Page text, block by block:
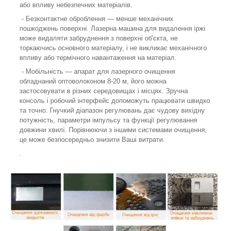
або впливу небезпечних матеріалів.
- Безконтактне оброблення — менше механічних
пошкоджень поверхні. Лазерна машина для видалення іржі
може видаляти забруднення з поверхні об'єкта, не
торкаючись основного матеріалу, і не викликає механічного
впливу або термічного навантаження на матеріал.
- Мобільність — апарат для лазерного очищення
обладнаний оптоволоконом 8-20 м, його можна
застосовувати в різних середовищах і місцях. Зручна
консоль і робочий інтерфейс допоможуть працювати швидко
та точно. Гнучкий діапазон регулювань дає чудову вихідну
потужність, параметри імпульсу та функції регулювання
довжини хвилі. Порівнюючи з іншими системами очищення,
це може безпосередньо знизити Ваші витрати.
.